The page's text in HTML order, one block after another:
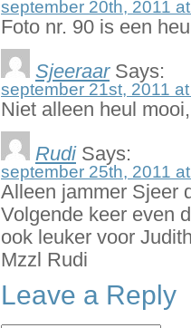
september 20th, 2011
Foto nr. 90 is een
SjeeraarSays:
september 21st, 2011
Niet alleen heul
RudiSays:
september 25th, 2011
Alleen jammer Sjeer
Volgende keer even
ook leuker voor
Mzzl Rudi
Leave a Reply